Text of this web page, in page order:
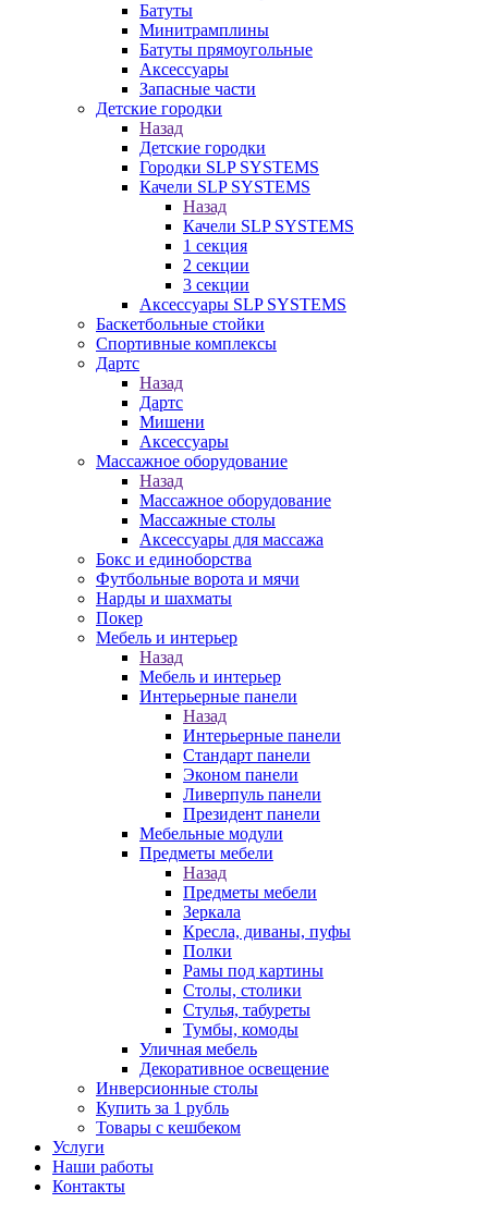
Батуты
Минитрамплины
Батуты прямоугольные
Аксессуары
Запасные части
Детские городки
Назад
Детские городки
Городки SLP SYSTEMS
Качели SLP SYSTEMS
Назад
Качели SLP SYSTEMS
1 секция
2 секции
3 секции
Аксессуары SLP SYSTEMS
Баскетбольные стойки
Спортивные комплексы
Дартс
Назад
Дартс
Мишени
Аксессуары
Массажное оборудование
Назад
Массажное оборудование
Массажные столы
Аксессуары для массажа
Бокс и единоборства
Футбольные ворота и мячи
Нарды и шахматы
Покер
Мебель и интерьер
Назад
Мебель и интерьер
Интерьерные панели
Назад
Интерьерные панели
Стандарт панели
Эконом панели
Ливерпуль панели
Президент панели
Мебельные модули
Предметы мебели
Назад
Предметы мебели
Зеркала
Кресла, диваны, пуфы
Полки
Рамы под картины
Столы, столики
Стулья, табуреты
Тумбы, комоды
Уличная мебель
Декоративное освещение
Инверсионные столы
Купить за 1 рубль
Товары с кешбеком
Услуги
Наши работы
Контакты